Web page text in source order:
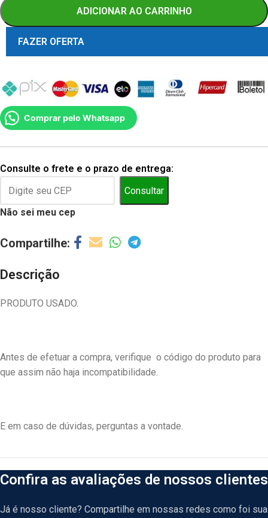
ADICIONAR AO CARRINHO
FAZER OFERTA
Comprar pelo Whatsapp
Consulte o frete e o prazo de entrega:
Consultar
Não sei meu cep
Descrição
PRODUTO USADO.
Antes de efetuar a compra, verifique o código do produto para
que assim não haja incompatibilidade.
E em caso de dúvidas, perguntas a vontade.
Confira as avaliações de nossos clientes
Já é nosso cliente? Compartilhe em nossas redes como foi sua